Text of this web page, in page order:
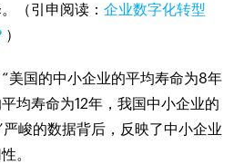
（引申阅读：企业数字化转型
）
美国的中小企业的平均寿命为8年
均寿命为12年，我国中小企业的
峻的数据背后，反映了中小企业
。